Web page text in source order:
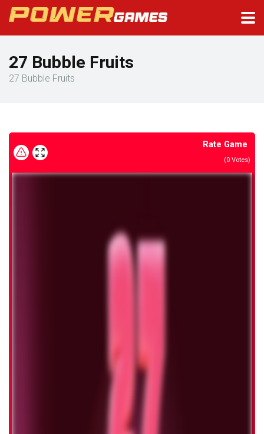
27 Bubble Fruits
27 Bubble Fruits
Rate Game
(0 Votes)